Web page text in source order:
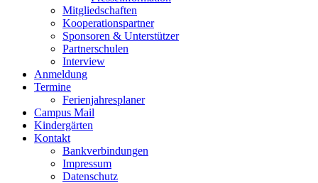
Mitgliedschaften
Kooperationspartner
Sponsoren & Unterstützer
Partnerschulen
Interview
Anmeldung
Termine
Ferienjahresplaner
Campus Mail
Kindergärten
Kontakt
Bankverbindungen
Impressum
Datenschutz